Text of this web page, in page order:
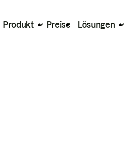
Produkt Preise Lösungen